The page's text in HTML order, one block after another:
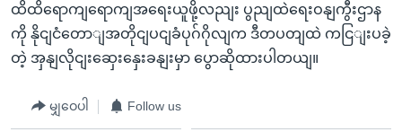
ထိထိရောကျရောကျအရေးယူဖို့လညျး ပွညျထဲရေးဝနျကွီးဌာန
ကို နိုငျငံတောျအတိုငျပငျခံပုဂ်ဂိုလျက ဒီတပတျထဲ ကငြျးပခဲ့
တဲ့ အှနျလိုငျးဆှေးနှေးခနျးမှာ ပွောဆိုထားပါတယျ။
မျှဝေပါ Follow us